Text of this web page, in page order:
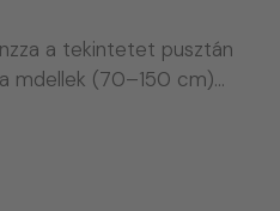
a tekintetet pusztán
mdellek (70–150 cm)…